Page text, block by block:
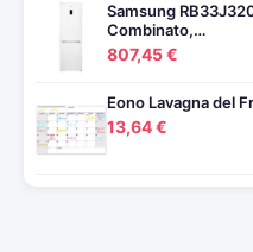
Samsung
Combinato,…
807,45 €
Eono Lavagna del
13,64 €